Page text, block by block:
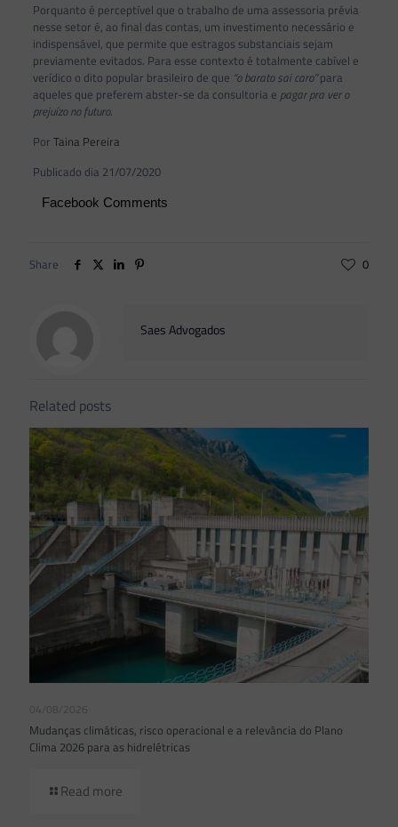
Porquanto é perceptível que o trabalho de uma assessoria prévia
nesse setor é, ao final das contas, um investimento necessário e
indispensável, que permite que estragos substanciais sejam
previamente evitados. Para esse contexto é totalmente cabível e
verídico o dito popular brasileiro de que “o barato sai caro”para
aqueles que preferem abster-se da consultoria e pagar pra ver o
prejuízo no futuro.
Por Taina Pereira
Publicado dia 21/07/2020
Facebook Comments
Share 0
Saes Advogados
Related posts
04/08/2026
Mudanças climáticas, risco operacional e a relevância do Plano
Clima 2026 para as hidrelétricas
Read more